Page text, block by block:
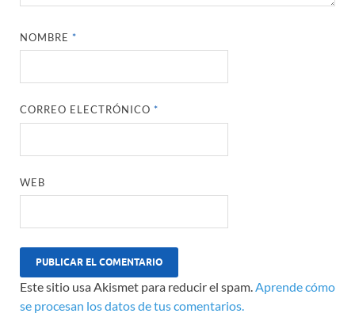
NOMBRE*
CORREO ELECTRÓNICO*
WEB
Este sitio usa Akismet para reducir el spam.Aprende cómo
se procesan los datos de tus comentarios.